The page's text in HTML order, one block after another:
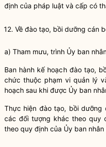
định của pháp luật và cấp có
12. Về đào tạo, bồi dưỡng cán
a) Tham mưu, trình Ủy ban
Ban hành kế hoạch đào tạo,
chức thuộc phạm vi quản lý
hoạch sau khi được Ủy ban
Thực hiện đào tạo, bồi
các đối tượng khác theo quy
theo quy định của Ủy ban